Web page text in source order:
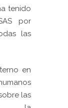
tenido
por
las
en
las